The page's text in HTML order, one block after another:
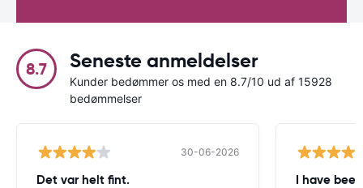
8.7 Seneste anmeldelser
Kunder bedømmer os med en 8.7/10 ud af 15928
bedømmelser
30-06-2026
Det var helt fint. I have